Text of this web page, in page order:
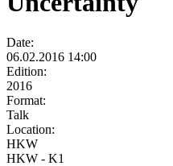
Date:
06.02.2016 14:00
Edition:
2016
Format:
Talk
Location:
HKW
HKW - K1